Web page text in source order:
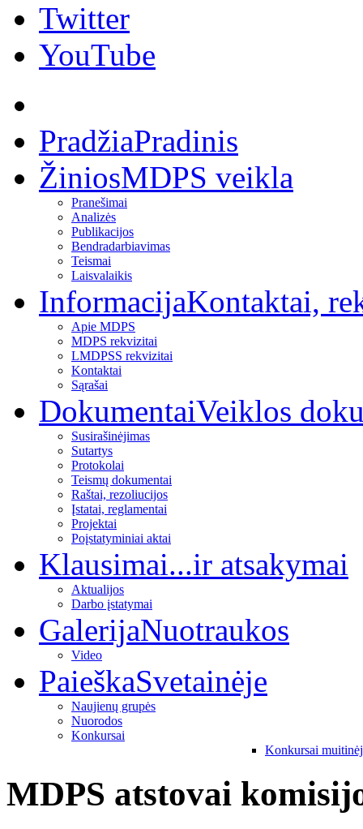
Twitter
YouTube
PradžiaPradinis
ŽiniosMDPS veikla
Pranešimai
Analizės
Publikacijos
Bendradarbiavimas
Teismai
Laisvalaikis
InformacijaKontaktai,
Apie MDPS
MDPS rekvizitai
LMDPSS rekvizitai
Kontaktai
Sąrašai
DokumentaiVeiklos
Susirašinėjimas
Sutartys
Protokolai
Teismų dokumentai
Raštai, rezoliucijos
Įstatai, reglamentai
Projektai
Poįstatyminiai aktai
Klausimai...ir atsakymai
Aktualijos
Darbo įstatymai
GalerijaNuotraukos
Video
PaieškaSvetainėje
Naujienų grupės
Nuorodos
Konkursai
Konkursai
MDPS atstovai